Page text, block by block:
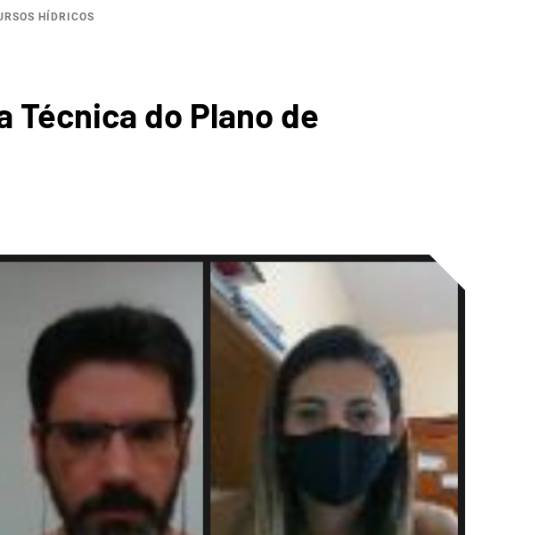
DA
HÍDRICOS
Técnica do Plano de